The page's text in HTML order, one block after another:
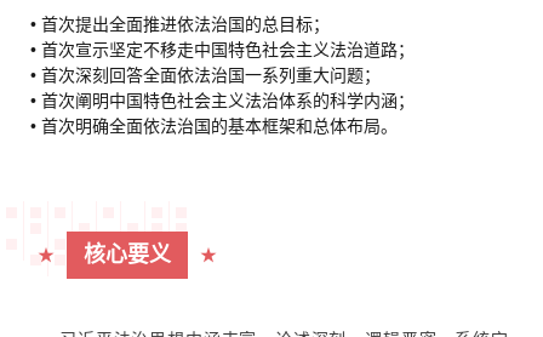
• 首次提出全面推进依法治国的总目标；
• 首次宣示坚定不移走中国特色社会主义法治道路；
• 首次深刻回答全面依法治国一系列重大问题；
• 首次阐明中国特色社会主义法治体系的科学内涵；
• 首次明确全面依法治国的基本框架和总体布局。
★ 核心要义 ★